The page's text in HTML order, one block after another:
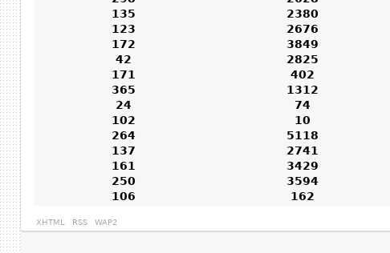
2380
135
2676
123
3849
172
2825
42
402
171
1312
365
74
24
10
102
5118
264
2741
137
3429
161
3594
250
162
106
XHTML RSS WAP2